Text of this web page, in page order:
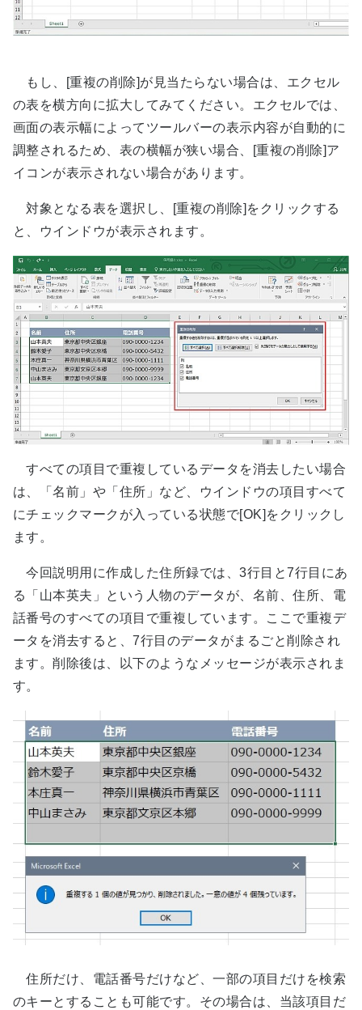
もし、[重複の削除]が見当たらない場合は、エクセル
の表を横方向に拡大してみてください。エクセルでは、
画面の表示幅によってツールバーの表示内容が自動的に
調整されるため、表の横幅が狭い場合、[重複の削除]ア
イコンが表示されない場合があります。
対象となる表を選択し、[重複の削除]をクリックする
と、ウインドウが表示されます。
すべての項目で重複しているデータを消去したい場合
は、「名前」や「住所」など、ウインドウの項目すべて
にチェックマークが入っている状態で[OK]をクリックし
ます。
今回説明用に作成した住所録では、3行目と7行目にあ
る「山本英夫」という人物のデータが、名前、住所、電
話番号のすべての項目で重複しています。ここで重複デ
ータを消去すると、7行目のデータがまるごと削除され
ます。削除後は、以下のようなメッセージが表示されま
す。
住所だけ、電話番号だけなど、一部の項目だけを検索
のキーとすることも可能です。その場合は、当該項目だ